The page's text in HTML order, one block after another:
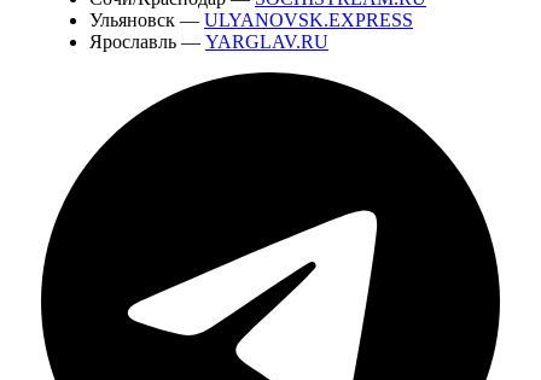
Ульяновск — ULYANOVSK.EXPRESS
Ярославль — YARGLAV.RU